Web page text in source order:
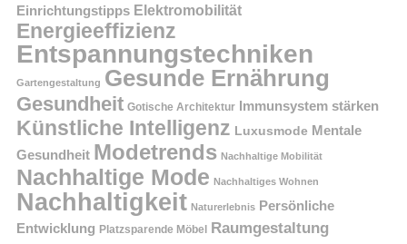
Einrichtungstipps Elektromobilität
Energieeffizienz
Entspannungstechniken
Gartengestaltung Gesunde Ernährung
Gesundheit Gotische Architektur Immunsystem stärken
Künstliche Intelligenz Luxusmode Mentale
Gesundheit Modetrends Nachhaltige Mobilität
Nachhaltige Mode Nachhaltiges Wohnen
Nachhaltigkeit Naturerlebnis Persönliche
Entwicklung Platzsparende Möbel Raumgestaltung